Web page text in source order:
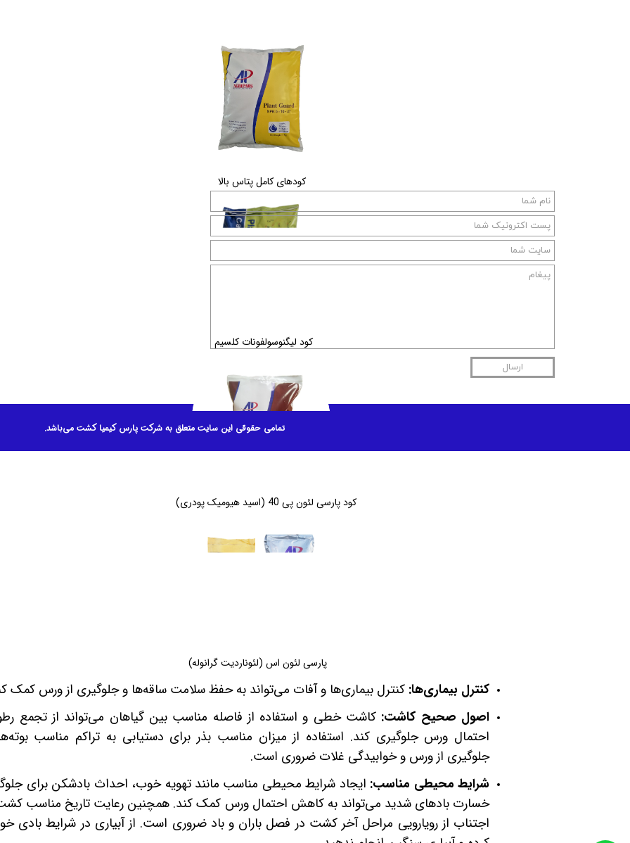
کودهای کامل پتاس بالا
کود لیگنوسولفونات کلسیم
کود پارسی لئون پی 40 (اسید هیومیک پودری)
پارسی لئون اس (لئوناردیت گرانوله)
کنترل بیماری‌ها: کنترل بیماری‌ها و آفات می‌تواند به حفظ سلامت ساقه‌ها و جلوگیری از ورس کمک
اصول صحیح کاشت: کاشت خطی و استفاده از فاصله مناسب بین گیاهان می‌تواند از تجمع
احتمال ورس جلوگیری کند. استفاده از میزان مناسب بذر برای دستیابی به تراکم مناسب
جلوگیری از ورس و خوابیدگی غلات ضروری است.
شرایط محیطی مناسب: ایجاد شرایط محیطی مناسب مانند تهویه خوب، احداث بادشکن برای
خسارت بادهای شدید می‌تواند به کاهش احتمال ورس کمک کند. همچنین رعایت تاریخ مناسب
اجتناب از رویارویی مراحل آخر کشت در فصل باران و باد ضروری است. از آبیاری در شرایط بادی
ارسال
تمامی حقوقی این سایت متعلق به شرکت پارس کیمیا کشت می‌باشد.